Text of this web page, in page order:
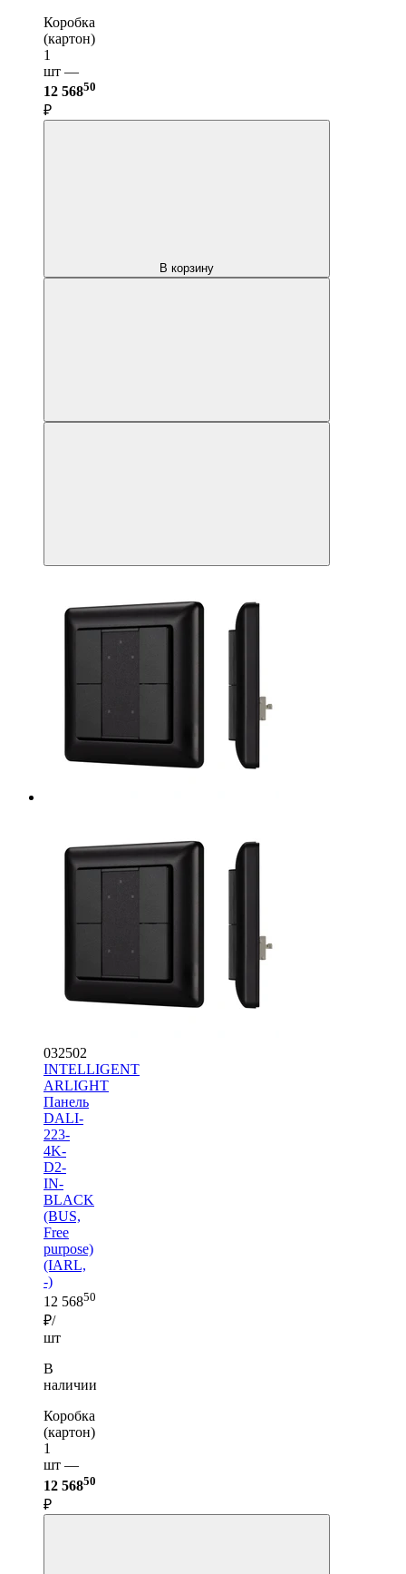
Коробка
(картон)
1
шт —
12 56850
₽
В корзину
032502
INTELLIGENT
ARLIGHT
Панель
DALI-
223-
4K-
D2-
IN-
BLACK
(BUS,
Free
purpose)
(IARL,
-)
12 56850
₽/
шт
В
наличии
Коробка
(картон)
1
шт —
12 56850
₽